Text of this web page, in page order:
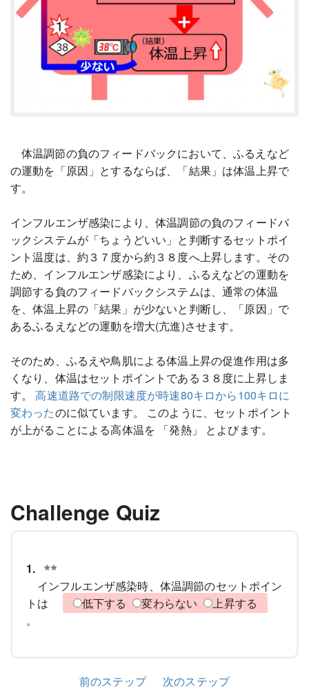
体温調節の負のフィードバックにおいて、ふるえなど
の運動を「原因」とするならば、「結果」は体温上昇で
す。
インフルエンザ感染により、体温調節の負のフィードバ
ックシステムが「ちょうどいい」と判断するセットポイ
ント温度は、約３７度から約３８度へ上昇します。その
ため、インフルエンザ感染により、ふるえなどの運動を
調節する負のフィードバックシステムは、通常の体温
を、体温上昇の「結果」が少ないと判断し、「原因」で
あるふるえなどの運動を増大(亢進)させます。
そのため、ふるえや鳥肌による体温上昇の促進作用は多
くなり、体温はセットポイントである３８度に上昇しま
す。高速道路での制限速度が時速80キロから100キロに
変わったのに似ています。 このように、セットポイント
が上がることによる高体温を 「発熱」 とよびます。
Challenge Quiz
1.
インフルエンザ感染時、体温調節のセットポイン
トは
低下する 変わらない
上昇する
。
前のステップ 次のステップ